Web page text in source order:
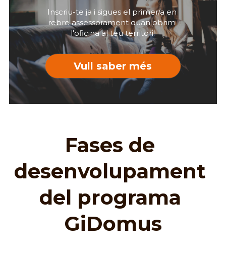
Inscriu-te ja i sigues el primer/a en
rebre assessorament quan obrim
l'oficina al teu territori!
Vull saber més
Fases de
desenvolupament
del programa
GiDomus